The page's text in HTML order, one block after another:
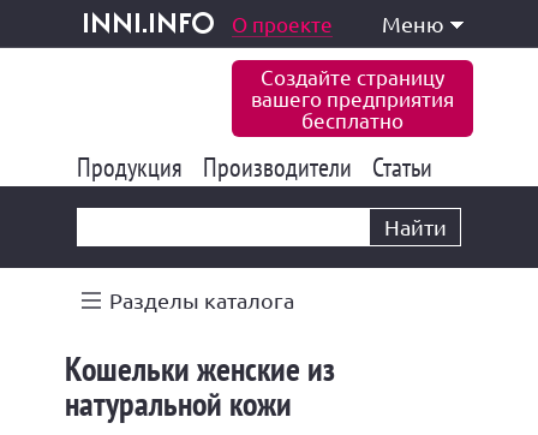
inni.info
и услуги О проекте Меню
Создайте страницу
вашего предприятия
бесплатно
Продукция 177 826
Производители 6 767
Статьи
Найти
Разделы каталога
Кошельки женские из
натуральной кожи